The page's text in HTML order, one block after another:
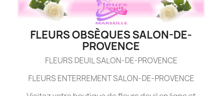
FLEURS OBSÈQUES SALON-DE-
PROVENCE
FLEURS DEUIL SALON-DE-PROVENCE
FLEURS ENTERREMENT SALON-DE-PROVENCE